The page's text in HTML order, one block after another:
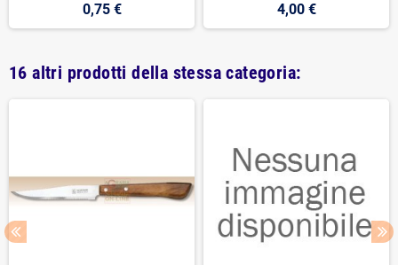
0,75 € 4,00 €
16 altri prodotti della stessa categoria: